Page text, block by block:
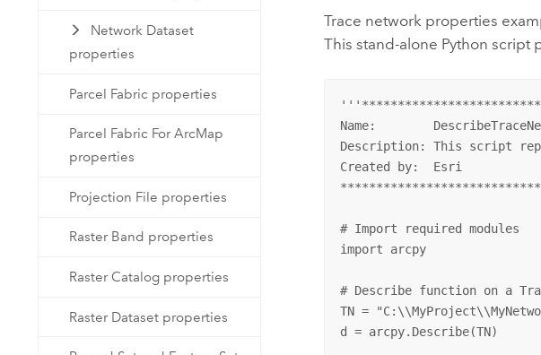
Network Dataset
properties
Parcel Fabric properties
Parcel Fabric For ArcMap
properties
Projection File properties
Raster Band properties
Raster Catalog properties
Raster Dataset properties
Trace network properties
This stand-alone Python
Name:
Description: This script
Created by:  Esri
# Import required modules
import arcpy
# Describe function on a
TN =
d = arcpy.Describe(TN)